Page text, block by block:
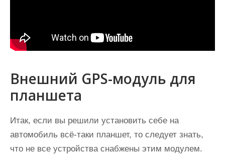
Внешний GPS-модуль для
планшета
Итак, если вы решили установить себе на
автомобиль всё-таки планшет, то следует знать,
что не все устройства снабжены этим модулем.